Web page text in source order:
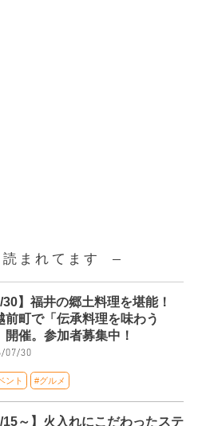
まれてます
30】福井の郷土料理を堪能！
前町で「伝承料理を味わう
開催。参加者募集中！
07/30
ント #グルメ
15～】火入れにこだわったステ